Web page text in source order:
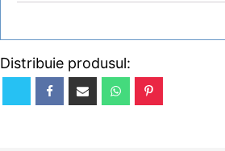
Distribuie produsul: